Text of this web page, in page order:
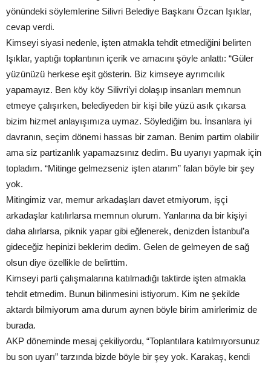
yönündeki söylemlerine Silivri Belediye Başkanı Özcan Işıklar,
cevap verdi.
Kimseyi siyasi nedenle, işten atmakla tehdit etmediğini belirten
Işıklar, yaptığı toplantının içerik ve amacını şöyle anlattı: “Güler
yüzünüzü herkese eşit gösterin. Biz kimseye ayrımcılık
yapamayız. Ben köy köy Silivri’yi dolaşıp insanları memnun
etmeye çalışırken, belediyeden bir kişi bile yüzü asık çıkarsa
bizim hizmet anlayışımıza uymaz. Söylediğim bu. İnsanlara iyi
davranın, seçim dönemi hassas bir zaman. Benim partim olabilir
ama siz partizanlık yapamazsınız dedim. Bu uyarıyı yapmak için
topladım. “Mitinge gelmezseniz işten atarım” falan böyle bir şey
yok.
Mitingimiz var, memur arkadaşları davet etmiyorum, işçi
arkadaşlar katılırlarsa memnun olurum. Yanlarına da bir kişiyi
daha alırlarsa, piknik yapar gibi eğlenerek, denizden İstanbul’a
gideceğiz hepinizi beklerim dedim. Gelen de gelmeyen de sağ
olsun diye özellikle de belirttim.
Kimseyi parti çalışmalarına katılmadığı taktirde işten atmakla
tehdit etmedim. Bunun bilinmesini istiyorum. Kim ne şekilde
aktardı bilmiyorum ama durum aynen böyle birim amirlerimiz de
burada.
AKP döneminde mesaj çekiliyordu, “Toplantılara katılmıyorsunuz
bu son uyarı” tarzında bizde böyle bir şey yok. Karakaş, kendi